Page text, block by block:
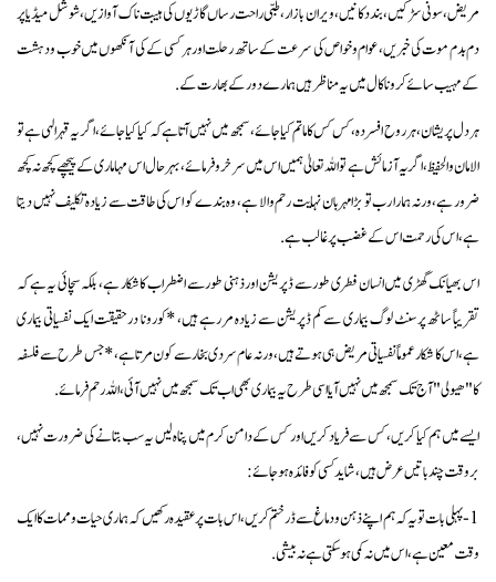
مریض،سونی سڑکیں، بند دکانیں، ویران بازار، طبی راحت رساں گاڑیوں کی ہیبت ناک آوازیں، شوشل میڈیا پر
دم بدم موت کی خبریں، عوام وخواص کی سرعت کے ساتھ رحلت اور ہر کسی کے کی آنکھوں میں خوب و دہشت
کے مہیب سائے کرونا کال میں یہ مناظر ہیں ہمارے دور کے بھارت کے.
ہر دل پریشان، ہر روح افسردہ، کس کس کا ماتم کیا جائے، سمجھ میں نہیں آتا ہے کہ کیا کیا جائے،اگر یہ قہر الہی ہے تو
الامان والحفیظ، اگر یہ آزمائش ہے تو اللہ تعالیٰ ہمیں اس میں سرخرو فرمائے، بہر حال اس مہاماری کے پیچھے کچھ نہ کچھ
ضرور ہے، ورنہ ہمارا رب تو بڑا مہربان نہایت رحم والا ہے، وہ بندے کو اس کی طاقت سے زیادہ تکلیف نہیں دیتا
ہے، اس کی رحمت اس کے غضب پر غالب ہے.
اس بھیانک گھڑی میں انسان فطری طور سے ڈپریشن اور ذہنی طور سے اضطراب کا شکار ہے، بلکہ سچائی یہ ہے کہ
تقریباً ساٹھ پرسنٹ لوگ بیماری سے کم ڈپریشن سے زیادہ مررہے ہیں، *کورونا درحقیقت ایک نفسیاتی بیماری
ہے، اس کا شکار عموماً نفسیاتی مریض ہی ہوتے ہیں، ورنہ عام سردی بخار سے کون مرتا ہے،* جس طرح سے فلسفہ
کا" ھیولی" آج تک سمجھ میں نہیں آیا اسی طرح یہ بیماری بھی اب تک سمجھ میں نہیں آئی، اللہ رحم فرمائے.
ایسے میں ہم کیا کریں، کس سے فریاد کریں اور کس کے دامن کرم میں پناہ لیں یہ سب بتانے کی ضرورت نہیں،
بروقت چند باتیں عرض ہیں، شاید کسی کو فائدہ ہوجائے:
1-پہلی بات تو یہ کہ ہم اپنے ذہن ودماغ سے ڈر ختم کریں ،اس بات پر عقیدہ رکھیں کہ ہماری حیات وممات کا ایک
وقت معین ہے، اس میں نہ کمی ہوسکتی ہے نہ بیشی.